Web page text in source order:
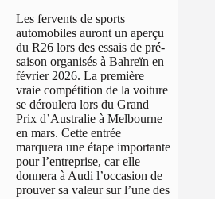
Les fervents de sports
automobiles auront un aperçu
du R26 lors des essais de pré-
saison organisés à Bahreïn en
février 2026. La première
vraie compétition de la voiture
se déroulera lors du Grand
Prix d’Australie à Melbourne
en mars. Cette entrée
marquera une étape importante
pour l’entreprise, car elle
donnera à Audi l’occasion de
prouver sa valeur sur l’une des